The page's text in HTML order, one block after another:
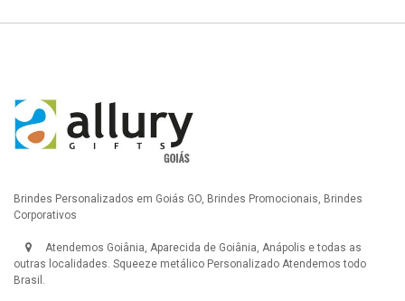
Brindes Personalizados em Goiás GO, Brindes Promocionais, Brindes
Corporativos
Atendemos Goiânia, Aparecida de Goiânia, Anápolis e todas as
outras localidades. Squeeze metálico Personalizado Atendemos todo
Brasil.